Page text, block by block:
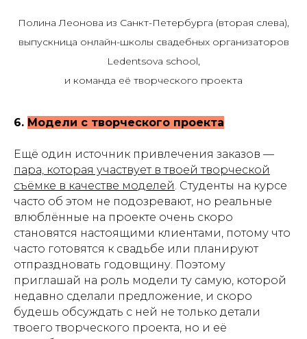
Полина Леонова из Санкт-Петербурга (вторая слева),
выпускница онлайн-школы свадебных организаторов
Ledentsova school,
и команда её творческого проекта
6. Модели с творческого проекта
Ещё один источник привлечения заказов —
пара, которая участвует в твоей творческой
съёмке в качестве моделей. Студенты на курсе
часто об этом не подозревают, но реальные
влюблённые на проекте очень скоро
становятся настоящими клиентами, потому что
часто готовятся к свадьбе или планируют
отпраздновать годовщину. Поэтому
приглашай на роль модели ту самую, которой
недавно сделали предложение, и скоро
будешь обсуждать с ней не только детали
твоего творческого проекта, но и её